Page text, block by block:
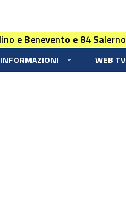
e Benevento e 84 Salerno
INFORMAZIONI WEB TV